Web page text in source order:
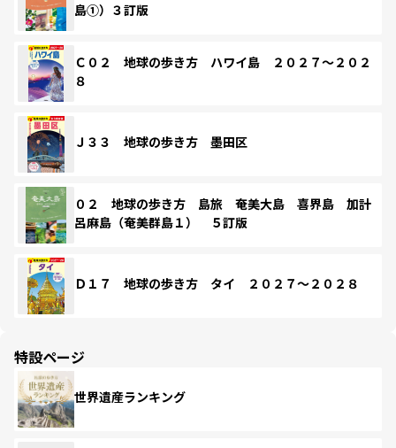
島①）３訂版
Ｃ０２ 地球の歩き方 ハワイ島 ２０２７～２０２
８
Ｊ３３ 地球の歩き方 墨田区
０２ 地球の歩き方 島旅 奄美大島 喜界島 加計
呂麻島（奄美群島１） ５訂版
Ｄ１７ 地球の歩き方 タイ ２０２７～２０２８
特設ページ
世界遺産ランキング